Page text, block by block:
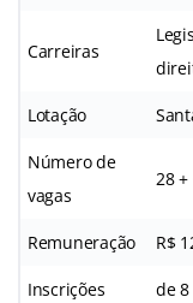
Carreiras
Lotação
Número de
vagas
28 +
Remuneração R$
Inscrições de